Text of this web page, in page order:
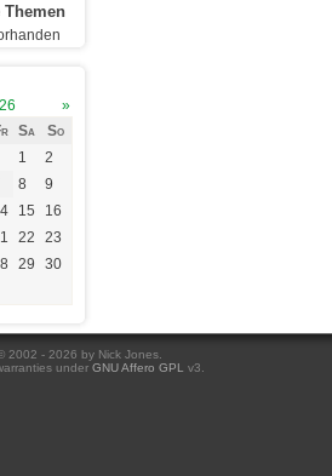
Themen
»
Sa
So
1
2
8
9
15
16
22
23
29
30
2002 - 2026 by Nick Jones.
under GNU Affero GPL v3.